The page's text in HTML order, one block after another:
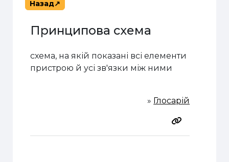
Назад
Принципова схема
схема, на якій показані всі елементи
пристрою й усі зв'язки між ними
» Глосарій